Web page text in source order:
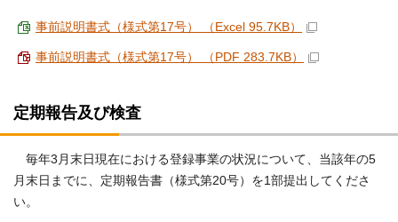
事前説明書式（様式第17号） （Excel 95.7KB）
事前説明書式（様式第17号） （PDF 283.7KB）
定期報告及び検査
毎年3月末日現在における登録事業の状況について、当該年の5
月末日までに、定期報告書（様式第20号）を1部提出してくださ
い。